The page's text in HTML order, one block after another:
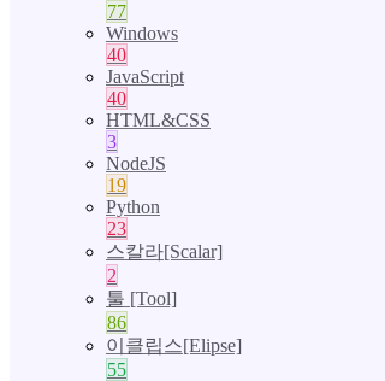
77
Windows
40
JavaScript
40
HTML&CSS
3
NodeJS
19
Python
23
스칼라[Scalar]
2
툴 [Tool]
86
이클립스[Elipse]
55